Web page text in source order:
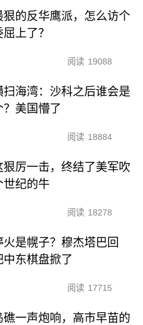
狠的反华鹰派，怎么访个
上了？
阅读 19088
扫海湾：沙科之后谁会是
？美国懵了
阅读 18884
狠厉一击，终结了美军吹
世纪的牛
阅读 18278
火是幌子？穆杰塔巴回
中东棋盘掀了
阅读 17715
礁一声炮响，高市早苗的